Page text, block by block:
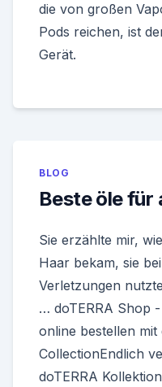
die von großen
Pods reichen, ist
Gerät.
BLOG
Beste öle für
Sie erzählte mir,
Haar bekam, sie
Verletzungen
… doTERRA Shop
online bestellen mit
CollectionEndlich
doTERRA